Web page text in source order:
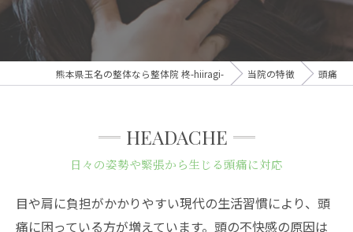
熊本県玉名の整体なら整体院 柊-hiiragi- 当院の特徴 頭痛
日々の姿勢や緊張から生じる頭痛に対応
HEADACHE
目や肩に負担がかかりやすい現代の生活習慣により、頭
痛に困っている方が増えています。頭の不快感の原因は